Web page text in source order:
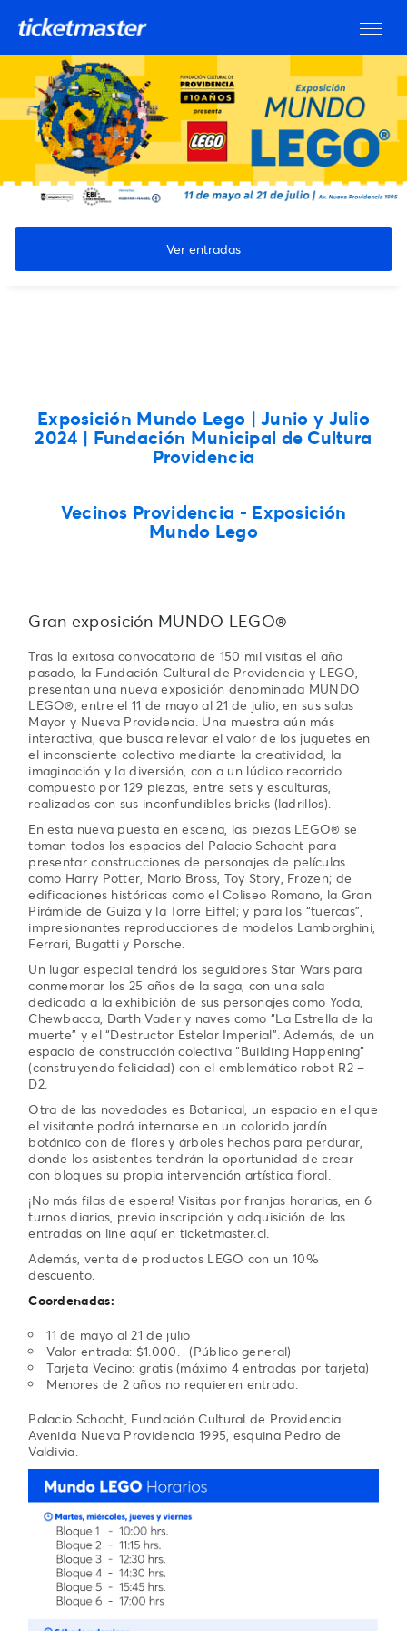
Ver entradas
Exposición Mundo Lego | Junio y Julio
2024 | Fundación Municipal de Cultura
Providencia
Vecinos Providencia - Exposición
Mundo Lego
Gran exposición MUNDO LEGO®
Tras la exitosa convocatoria de 150 mil visitas el año
pasado, la Fundación Cultural de Providencia y LEGO,
presentan una nueva exposición denominada MUNDO
LEGO®, entre el 11 de mayo al 21 de julio, en sus salas
Mayor y Nueva Providencia. Una muestra aún más
interactiva, que busca relevar el valor de los juguetes en
el inconsciente colectivo mediante la creatividad, la
imaginación y la diversión, con a un lúdico recorrido
compuesto por 129 piezas, entre sets y esculturas,
realizados con sus inconfundibles bricks (ladrillos).
En esta nueva puesta en escena, las piezas LEGO® se
toman todos los espacios del Palacio Schacht para
presentar construcciones de personajes de películas
como Harry Potter, Mario Bross, Toy Story, Frozen; de
edificaciones históricas como el Coliseo Romano, la Gran
Pirámide de Guiza y la Torre Eiffel; y para los “tuercas”,
impresionantes reproducciones de modelos Lamborghini,
Ferrari, Bugatti y Porsche.
Un lugar especial tendrá los seguidores Star Wars para
conmemorar los 25 años de la saga, con una sala
dedicada a la exhibición de sus personajes como Yoda,
Chewbacca, Darth Vader y naves como “La Estrella de la
muerte” y el “Destructor Estelar Imperial”. Además, de un
espacio de construcción colectiva “Building Happening”
(construyendo felicidad) con el emblemático robot R2 –
D2.
Otra de las novedades es Botanical, un espacio en el que
el visitante podrá internarse en un colorido jardín
botánico con de flores y árboles hechos para perdurar,
donde los asistentes tendrán la oportunidad de crear
con bloques su propia intervención artística floral.
¡No más filas de espera! Visitas por franjas horarias, en 6
turnos diarios, previa inscripción y adquisición de las
entradas on line aquí en ticketmaster.cl.
Además, venta de productos LEGO con un 10%
descuento.
Coordenadas:
11 de mayo al 21 de julio
Valor entrada: $1.000.- (Público general)
Tarjeta Vecino: gratis (máximo 4 entradas por tarjeta)
Menores de 2 años no requieren entrada.
Palacio Schacht, Fundación Cultural de Providencia
Avenida Nueva Providencia 1995, esquina Pedro de
Valdivia.